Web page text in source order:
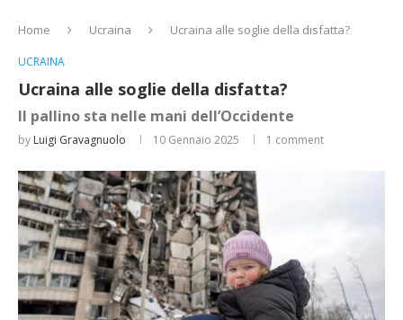
Home Ucraina Ucraina alle soglie della disfatta?
UCRAINA
Ucraina alle soglie della disfatta?
Il pallino sta nelle mani dell’Occidente
by Luigi Gravagnuolo 10 Gennaio 2025 1 comment